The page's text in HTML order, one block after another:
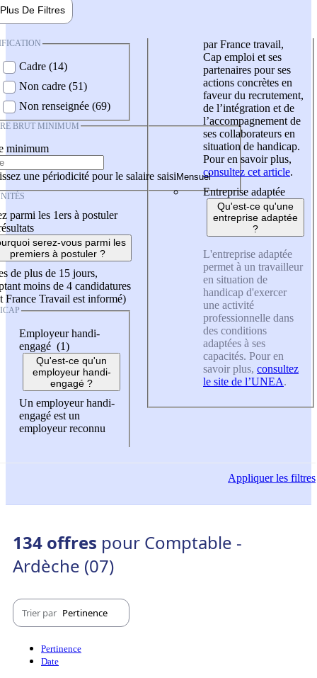
Plus De Filtres
Cadre (14)
Non cadre (51)
Non renseignée (69)
BRUT MINIMUM
minimum
une périodicité pour le salaire saisi
parmi les 1ers à postuler
serez-vous parmi les
premiers à postuler ?
de plus de 15 jours,
moins de 4 candidatures
France Travail est informé)
Employeur handi-
engagé (1)
Qu'est-ce qu'un
employeur handi-
engagé ?
Un employeur handi-
engagé est un
employeur reconnu
par France travail,
Cap emploi et ses
partenaires pour ses
actions concrètes en
faveur du recrutement,
de l’intégration et de
l’accompagnement de
ses collaborateurs en
situation de handicap.
Pour en savoir plus,
consultez cet article.
Entreprise adaptée
Qu'est-ce qu'une
entreprise adaptée
?
L'entreprise adaptée
permet à un travailleur
en situation de
handicap d'exercer
une activité
professionnelle dans
des conditions
adaptées à ses
capacités. Pour en
savoir plus, consultez
le site de l’UNEA.
Appliquerles filtres
134 offres pour Comptable -
Ardèche (07)
Trier par Pertinence
Pertinence
Date